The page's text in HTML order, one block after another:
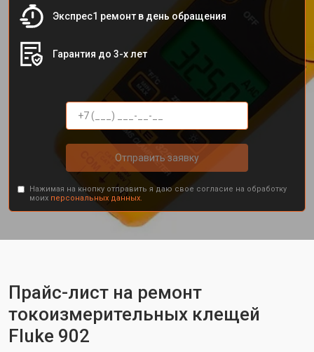
Экспрес1 ремонт в день обращения
Гарантия до 3-х лет
Отправить заявку
Нажимая на кнопку отправить я даю свое согласие на обработку
моих персональных данных.
Прайс-лист на ремонт
токоизмерительных клещей
Fluke 902